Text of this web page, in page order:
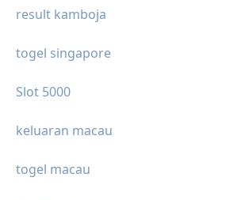
result kamboja
togel singapore
Slot 5000
keluaran macau
togel macau